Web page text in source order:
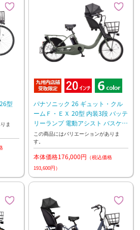
型
ま
パナソニック 26 ギュット・クル
ームＦ・ＥＸ 20型 内装3段 バッテ
リーランプ 電動アシスト バスケッ
ト標準装備 前子乗せモデル
この商品にはバリエーションがありま
す。
本体価格176,000円 （税込価格
193,600円）